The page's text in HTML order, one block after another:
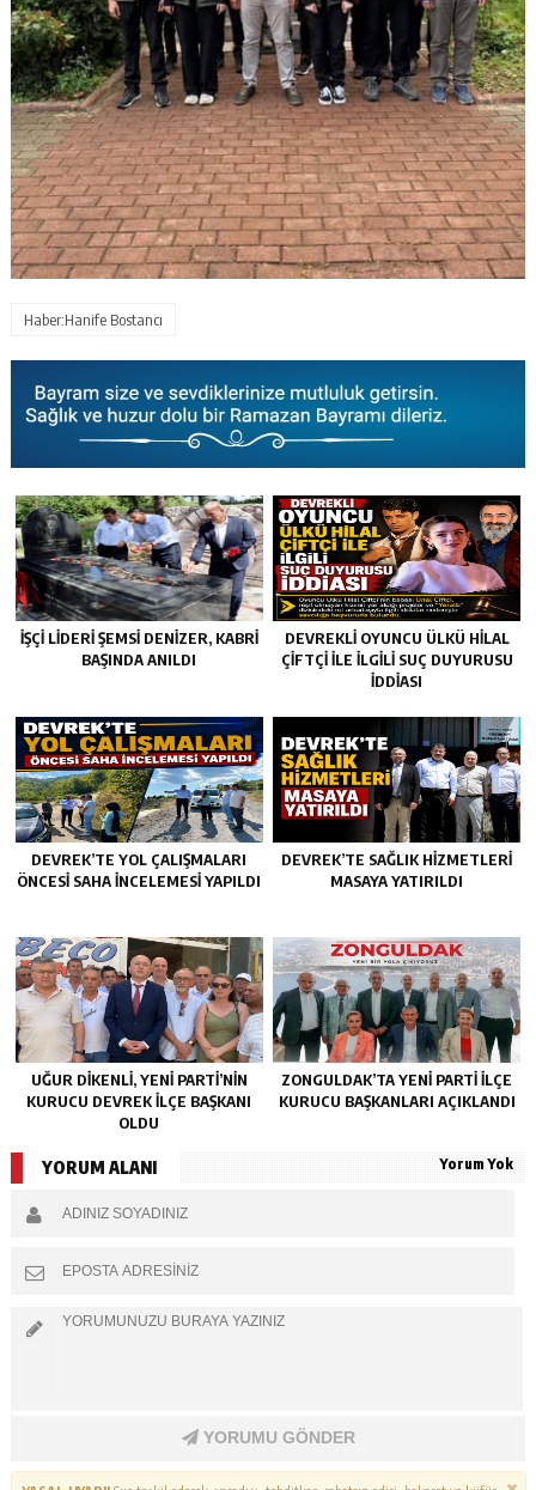
Haber:Hanife Bostancı
İŞÇİ LİDERİ ŞEMSİ DENİZER, KABRİ
BAŞINDA ANILDI
DEVREKLİ OYUNCU ÜLKÜ HİLAL
ÇİFTÇİ İLE İLGİLİ SUÇ DUYURUSU
İDDİASI
DEVREK’TE YOL ÇALIŞMALARI
ÖNCESI SAHA İNCELEMESI YAPILDI
DEVREK’TE SAĞLIK HIZMETLERI
MASAYA YATIRILDI
UĞUR DİKENLİ, YENİ PARTİ’NİN
KURUCU DEVREK İLÇE BAŞKANI
OLDU
ZONGULDAK’TA YENI PARTI İLÇE
KURUCU BAŞKANLARI AÇIKLANDI
YORUM ALANI Yorum Yok
YORUMU GÖNDER